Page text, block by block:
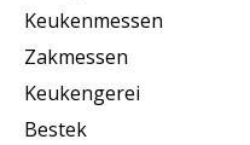
Keukenmessen
Zakmessen
Keukengerei
Bestek